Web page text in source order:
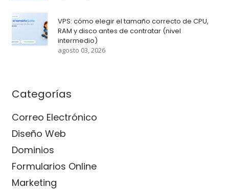
VPS: cómo elegir el tamaño correcto de CPU,
RAM y disco antes de contratar (nivel
intermedio)
agosto 03, 2026
Categorías
Correo Electrónico
Diseño Web
Dominios
Formularios Online
Marketing